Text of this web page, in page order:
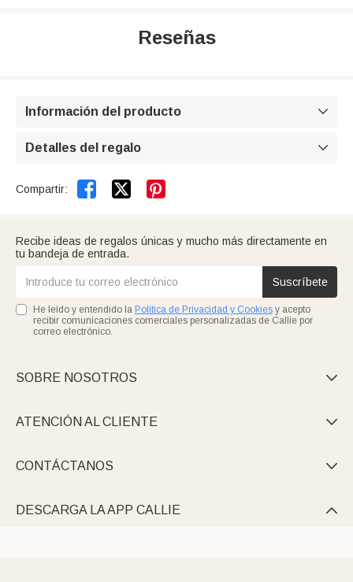
Reseñas
Información del producto 
Detalles del regalo 
Compartir:  
Recibe ideas de regalos únicas y mucho más directamente en
tu bandeja de entrada.
Suscríbete
He leído y entendido la Política de Privacidad y Cookies y acepto
recibir comunicaciones comerciales personalizadas de Callie por
correo electrónico.
SOBRE NOSOTROS 
ATENCIÓN AL CLIENTE 
CONTÁCTANOS 
DESCARGA LA APP CALLIE 